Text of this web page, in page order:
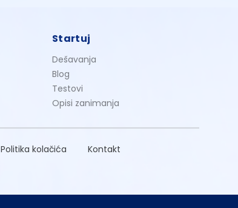
Startuj
Dešavanja
Blog
Testovi
Opisi zanimanja
Politika kolačića Kontakt